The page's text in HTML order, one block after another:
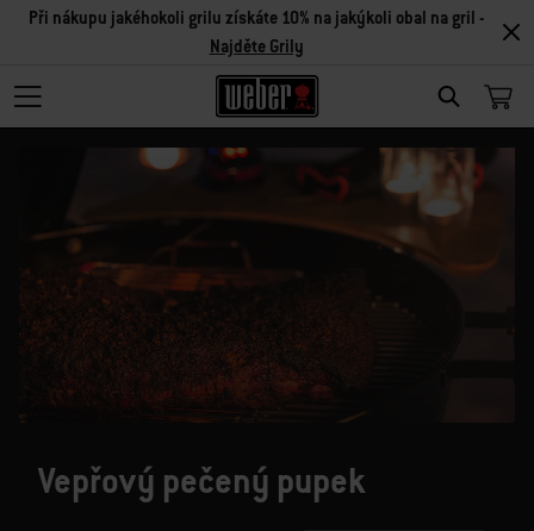
SEARCH
Při nákupu jakéhokoli grilu získáte 10% na jakýkoli obal na gril -
Najděte Grily
Vepřový pečený pupek